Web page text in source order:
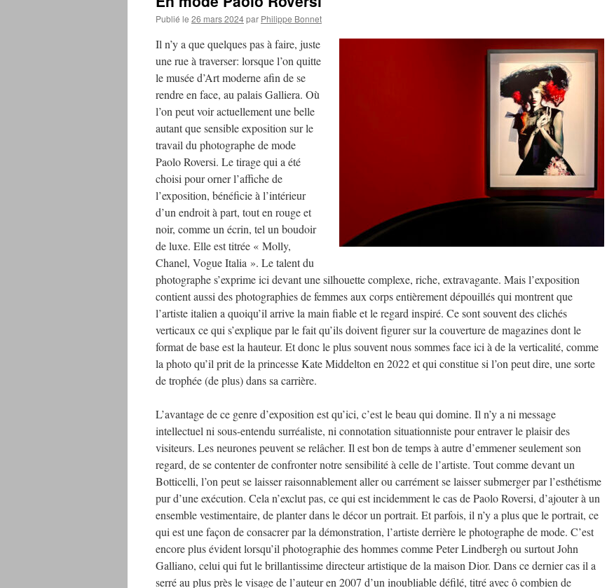
Publié le 26 mars 2024par Philippe Bonnet
Il n’y a que quelques pas à faire, juste
une rue à traverser: lorsque l’on quitte
le musée d’Art moderne afin de se
rendre en face, au palais Galliera. Où
l’on peut voir actuellement une belle
autant que sensible exposition sur le
travail du photographe de mode
Paolo Roversi. Le tirage qui a été
choisi pour orner l’affiche de
l’exposition, bénéficie à l’intérieur
d’un endroit à part, tout en rouge et
noir, comme un écrin, tel un boudoir
de luxe. Elle est titrée « Molly,
Chanel, Vogue Italia ». Le talent du
photographe s’exprime ici devant une silhouette complexe, riche, extravagante. Mais l’exposition
contient aussi des photographies de femmes aux corps entièrement dépouillés qui montrent que
l’artiste italien a quoiqu’il arrive la main fiable et le regard inspiré. Ce sont souvent des clichés
verticaux ce qui s’explique par le fait qu’ils doivent figurer sur la couverture de magazines dont le
format de base est la hauteur. Et donc le plus souvent nous sommes face ici à de la verticalité, comme
la photo qu’il prit de la princesse Kate Middelton en 2022 et qui constitue si l’on peut dire, une sorte
de trophée (de plus) dans sa carrière.
L’avantage de ce genre d’exposition est qu’ici, c’est le beau qui domine. Il n’y a ni message
intellectuel ni sous-entendu surréaliste, ni connotation situationniste pour entraver le plaisir des
visiteurs. Les neurones peuvent se relâcher. Il est bon de temps à autre d’emmener seulement son
regard, de se contenter de confronter notre sensibilité à celle de l’artiste. Tout comme devant un
Botticelli, l’on peut se laisser raisonnablement aller ou carrément se laisser submerger par l’esthétisme
pur d’une exécution. Cela n’exclut pas, ce qui est incidemment le cas de Paolo Roversi, d’ajouter à un
ensemble vestimentaire, de planter dans le décor un portrait. Et parfois, il n’y a plus que le portrait, ce
qui est une façon de consacrer par la démonstration, l’artiste derrière le photographe de mode. C’est
encore plus évident lorsqu’il photographie des hommes comme Peter Lindbergh ou surtout John
Galliano, celui qui fut le brillantissime directeur artistique de la maison Dior. Dans ce dernier cas il a
serré au plus près le visage de l’auteur en 2007 d’un inoubliable défilé, titré avec ô combien de